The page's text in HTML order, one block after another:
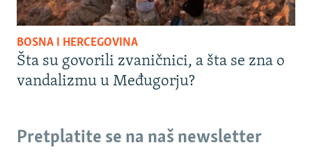
BOSNA I HERCEGOVINA
Šta su govorili zvaničnici, a šta se zna o
vandalizmu u Međugorju?
Pretplatite se na naš newsletter